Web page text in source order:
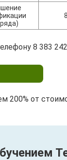
8 383
200% от